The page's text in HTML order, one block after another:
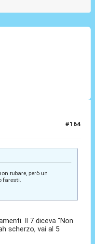
#164
rubare, però un
faresti.
Il 7 diceva "Non
scherzo, vai al 5